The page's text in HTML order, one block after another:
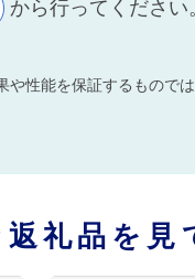
から行ってください
性能を保証するものでは
礼品を見